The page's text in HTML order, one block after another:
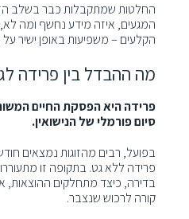
החלטות שמתקבלות כבר בשלב
המגעים, איזה מידע נחשף ומה לא,
הקלעים – משפיעות באופן ישיר
מה ההבדל בין פרידה
פרידה היא הפסקת החיים
סיום פורמלי של הנישואין.
בפועל, רבים מהזוגות נמצאים
פרידה ללא גט. בתקופה זו
בדירה, כיצד מתחלקים ההוצאות,
קורה לרכוש שנצבר.